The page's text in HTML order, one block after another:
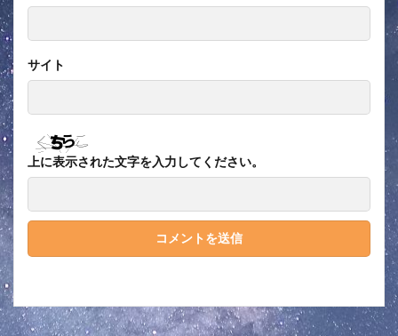
サイト
上に表示された文字を入力してください。